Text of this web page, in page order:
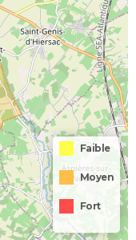
Faible
Moyen
Fort